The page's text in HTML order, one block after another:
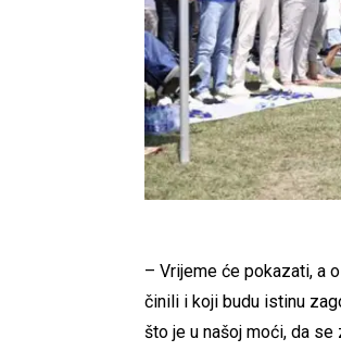
– Vrijeme će pokazati, a
činili i koji budu istinu
što je u našoj moći, da